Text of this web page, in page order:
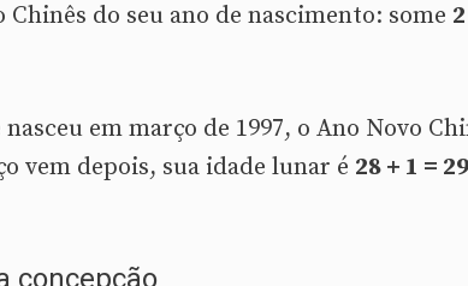
Chinês do seu ano de nascimento: some 2
nasceu em março de 1997, o Ano Novo
vem depois, sua idade lunar é 28 + 1 = 29
concepção